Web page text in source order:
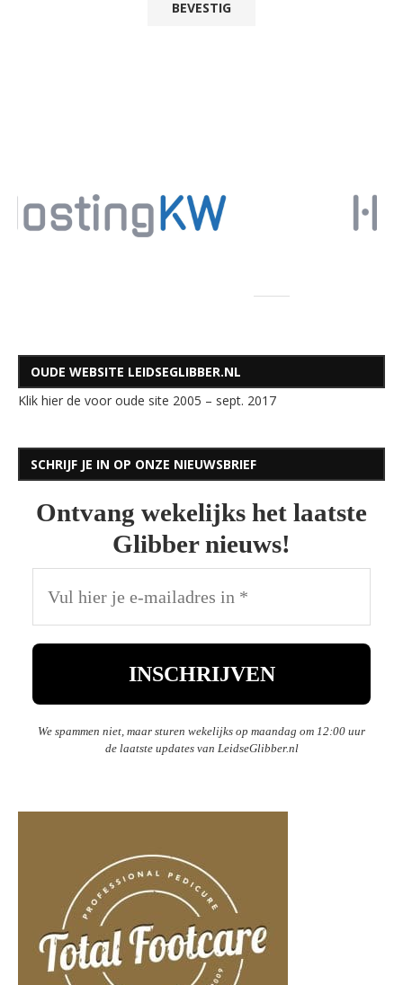
OUDE WEBSITE LEIDSEGLIBBER.NL
Klik hier de voor oude site 2005 – sept. 2017
SCHRIJF JE IN OP ONZE NIEUWSBRIEF
Ontvang wekelijks het laatste
Glibber nieuws!
We spammen niet, maar sturen wekelijks op maandag om 12:00 uur
de laatste updates van LeidseGlibber.nl